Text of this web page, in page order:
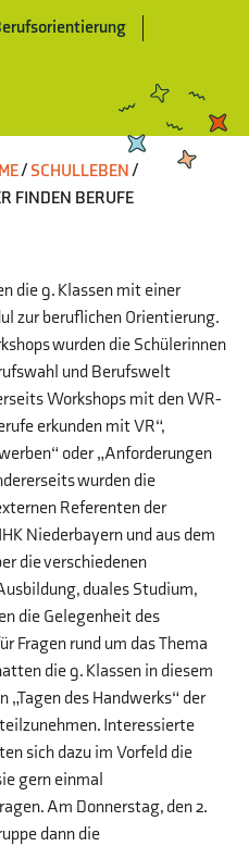
/ SCHULLEBEN/
FINDEN BERUFE
die 9. Klassen mit einer
zur beruflichen Orientierung.
wurden die Schülerinnen
und Berufswelt
Workshops mit den WR-
erkunden mit VR“,
oder „Anforderungen
wurden die
Referenten der
Niederbayern und aus dem
die verschiedenen
duales Studium,
die Gelegenheit des
Fragen rund um das Thema
die 9. Klassen in diesem
„Tagen des Handwerks“ der
Interessierte
sich dazu im Vorfeld die
gern einmal
Am Donnerstag, den 2.
dann die